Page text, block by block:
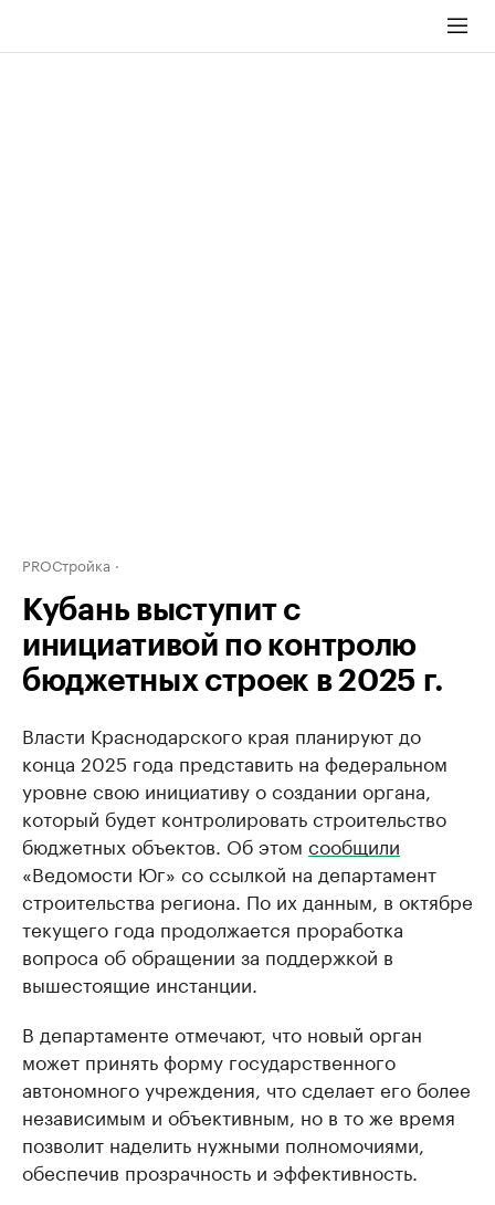
PROСтройка
Кубань выступит с
инициативой по контролю
бюджетных строек в 2025 г.
Власти Краснодарского края планируют до
конца 2025 года представить на федеральном
уровне свою инициативу о создании органа,
который будет контролировать строительство
бюджетных объектов. Об этом сообщили
«Ведомости Юг» со ссылкой на департамент
строительства региона. По их данным, в октябре
текущего года продолжается проработка
вопроса об обращении за поддержкой в
вышестоящие инстанции.
В департаменте отмечают, что новый орган
может принять форму государственного
автономного учреждения, что сделает его более
независимым и объективным, но в то же время
позволит наделить нужными полномочиями,
обеспечив прозрачность и эффективность.